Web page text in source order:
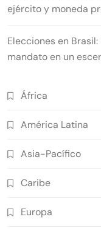
ejército y moneda
Elecciones en
mandato en un
África
América Latina
Asia-Pacífico
Caribe
Europa